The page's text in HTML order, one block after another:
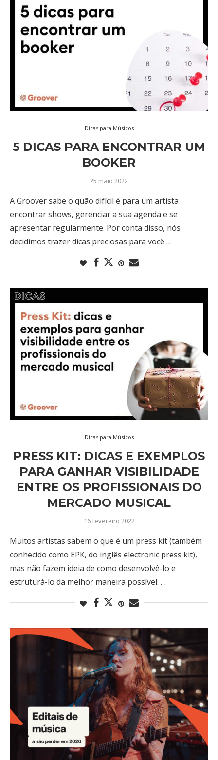
Dicas para Músicos
5 DICAS PARA ENCONTRAR UM
BOOKER
25 maio 2022
A Groover sabe o quão difícil é para um artista
encontrar shows, gerenciar a sua agenda e se
apresentar regularmente. Por conta disso, nós
decidimos trazer dicas preciosas para você …
Dicas para Músicos
PRESS KIT: DICAS E EXEMPLOS
PARA GANHAR VISIBILIDADE
ENTRE OS PROFISSIONAIS DO
MERCADO MUSICAL
16 fevereiro 2022
Muitos artistas sabem o que é um press kit (também
conhecido como EPK, do inglês electronic press kit),
mas não fazem ideia de como desenvolvê-lo e
estruturá-lo da melhor maneira possível. …